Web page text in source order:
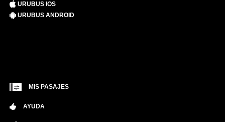
URUBUS IOS
URUBUS ANDROID
MIS PASAJES
AYUDA